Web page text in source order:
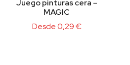
Juego pinturas cera –
MAGIC
Desde0,29€